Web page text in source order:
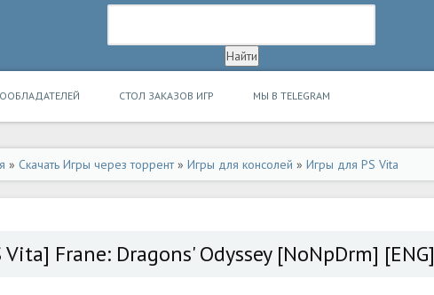
СТОЛ ЗАКАЗОВ ИГР МЫ В TELEGRAM
» Скачать Игры через торрент» Игры для консолей » Игры для PS Vita
Vita] Frane: Dragons' Odyssey [NoNpDrm] [ENG]